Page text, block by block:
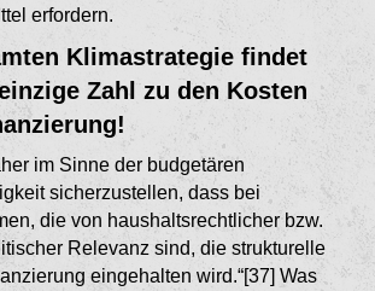
erfordern.
Klimastrategie findet
Zahl zu den Kosten
im Sinne der budgetären
sicherzustellen, dass bei
die von haushaltsrechtlicher bzw.
Rele­vanz sind, die strukturelle
ein­gehalten wird.“[37] Was